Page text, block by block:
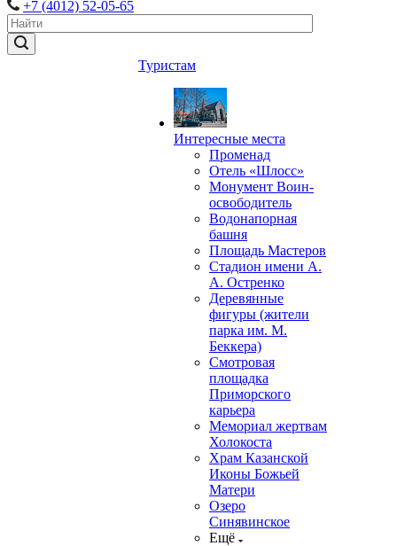
+7 (4012) 52-05-65
Туристам
Интересные места
Променад
Отель «Шлосс»
Монумент Воин-
освободитель
Водонапорная
башня
Площадь Мастеров
Стадион имени А.
А. Остренко
Деревянные
фигуры (жители
парка им. М.
Беккера)
Смотровая
площадка
Приморского
карьера
Мемориал жертвам
Холокоста
Храм Казанской
Иконы Божьей
Матери
Озеро
Синявинское
Ещё